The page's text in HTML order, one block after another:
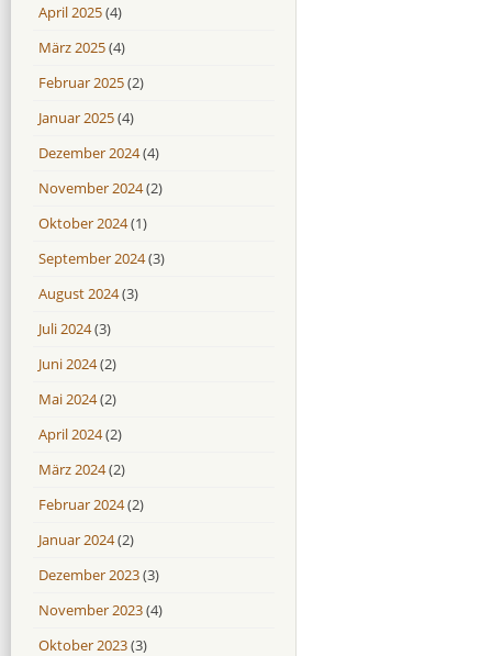
April 2025(4)
März 2025(4)
Februar 2025(2)
Januar 2025(4)
Dezember 2024(4)
November 2024(2)
Oktober 2024(1)
September 2024(3)
August 2024(3)
Juli 2024(3)
Juni 2024(2)
Mai 2024(2)
April 2024(2)
März 2024(2)
Februar 2024(2)
Januar 2024(2)
Dezember 2023(3)
November 2023(4)
Oktober 2023(3)